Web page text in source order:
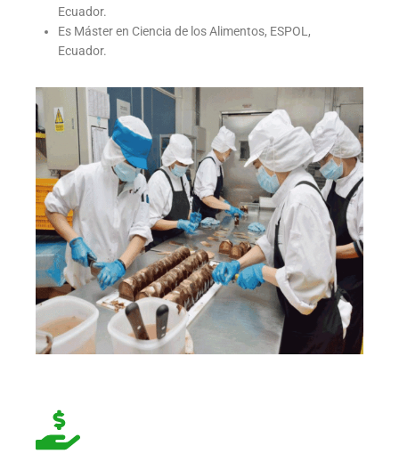
Ecuador.
Es Máster en Ciencia de los Alimentos, ESPOL,
Ecuador.